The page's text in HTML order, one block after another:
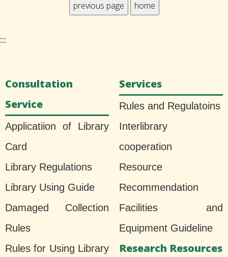
:::
Consultation
Service
Applicatiion of Library
Card
Library Regulations
Library Using Guide
Damaged Collection
Rules
Rules for Using Library
Services
Rules and Regulatoins
Interlibrary
cooperation
Resource
Recommendation
Facilities and
Equipment Guideline
Research Resources